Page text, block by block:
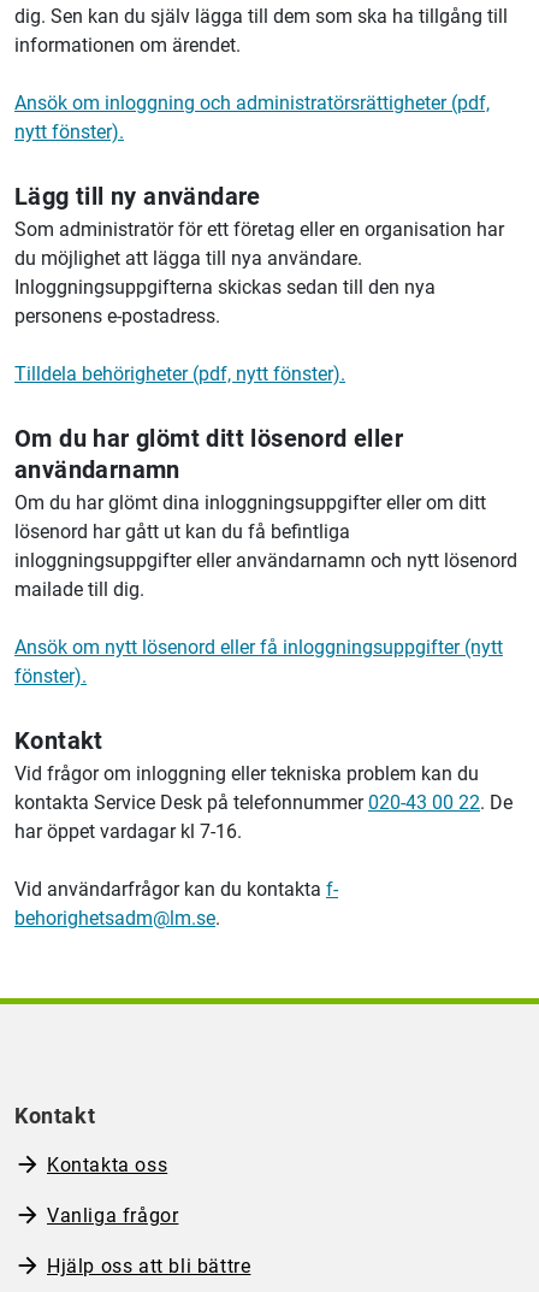
dig. Sen kan du själv lägga till dem som ska ha tillgång till
informationen om ärendet.
Ansök om inloggning och administratörsrättigheter (pdf,
nytt fönster).
Lägg till ny användare
Som administratör för ett företag eller en organisation har
du möjlighet att lägga till nya användare.
Inloggningsuppgifterna skickas sedan till den nya
personens e-postadress.
Tilldela behörigheter (pdf, nytt fönster).
Om du har glömt ditt lösenord eller
användarnamn
Om du har glömt dina inloggningsuppgifter eller om ditt
lösenord har gått ut kan du få befintliga
inloggningsuppgifter eller användarnamn och nytt lösenord
mailade till dig.
Ansök om nytt lösenord eller få inloggningsuppgifter (nytt
fönster).
Kontakt
Vid frågor om inloggning eller tekniska problem kan du
kontakta Service Desk på telefonnummer020-43 00 22. De
har öppet vardagar kl 7-16.
Vid användarfrågor kan du kontakta f-
behorighetsadm@lm.se.
Kontakt
Kontakta oss
Vanliga frågor
Hjälp oss att bli bättre